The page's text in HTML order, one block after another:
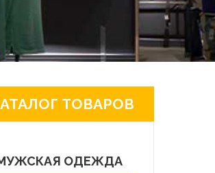
ТОВАРОВ
ОДЕЖДА